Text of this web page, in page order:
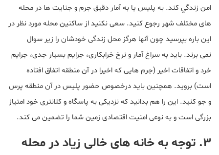
امن زندگي کند. به پليس يا به آمار دقيق جرم و جنايت ها در محله
های مختلف شهر رجوع کنيد. سعی نکنيد از ساکنين محله مورد نظر در
اين باره بپرسيد چون آنها هرگز محل زندگی خودشان را زير سوال
نمی برند. بايد به سراغ آمار و نرخ خرابکاری، جرايم بسيار جدی، جرايم
خرد و اتفاقات اخير (جرم هايی که اخيرا در آن منطقه اتفاق افتاده
است) برويد. همچنين بايد درخصوص حضور پليس در آن منطقه پرس
و جو کنيد. اين را هم بدانيد که نزديکی به پاسگاه و کلانتری خود امتياز
بزرگی است و به نوعی امنيت اقتصادی زمين شما را تضمين می کند.
۳. توجه به خانه های خالی زیاد در محله